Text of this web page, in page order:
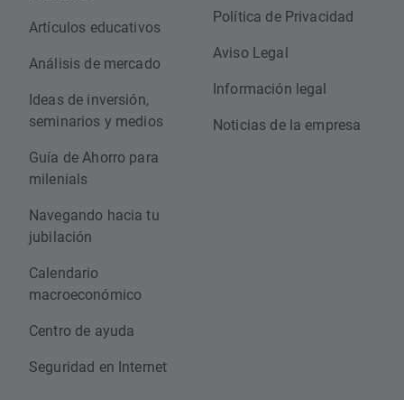
Artículos educativos
Análisis de mercado
Ideas de inversión,
seminarios y medios
Guía de Ahorro para
milenials
Navegando hacia tu
jubilación
Calendario
macroeconómico
Centro de ayuda
Seguridad en Internet
Política de Privacidad
Aviso Legal
Información legal
Noticias de la empresa